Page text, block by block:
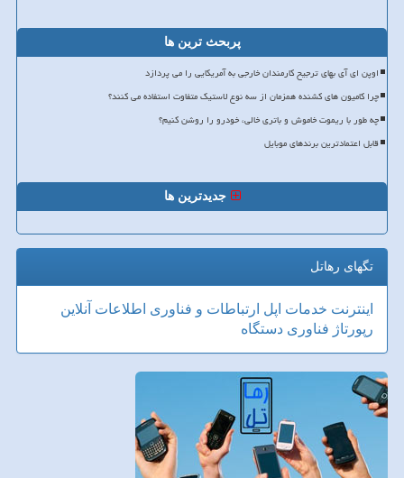
پربحث ترین ها
اوپن ای آی بهای ترجیح کارمندان خارجی به آمریکایی را می پردازد
چرا کامیون های کشنده همزمان از سه نوع لاستیک متفاوت استفاده می کنند؟
چه طور با ریموت خاموش و باتری خالی، خودرو را روشن کنیم؟
قابل اعتمادترین برندهای موبایل
جدیدترین ها
تگهای رهاتل
اینترنت خدمات اپل ارتباطات و فناوری اطلاعات آنلاین
رپورتاژ فناوری دستگاه